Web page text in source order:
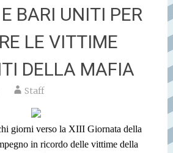
BARI UNITI PER
LE VITTIME
DELLA MAFIA
Staff
giorni verso la XIII Giornata della
in ricordo delle vittime della